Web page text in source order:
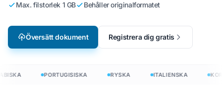
Max. filstorlek 1 GB Behåller originalformatet
Översätt dokument Registrera dig gratis
PORTUGISISKA RYSKA ITALIENSKA